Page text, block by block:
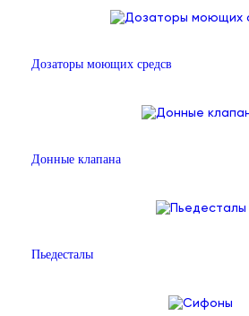
Дозаторы моющих средсв
Донные клапана
Пьедесталы